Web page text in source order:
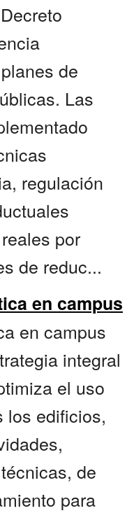
de
Las
regulación
por
de reduc...
en campus
en campus
integral
el uso
los edificios,
de
para